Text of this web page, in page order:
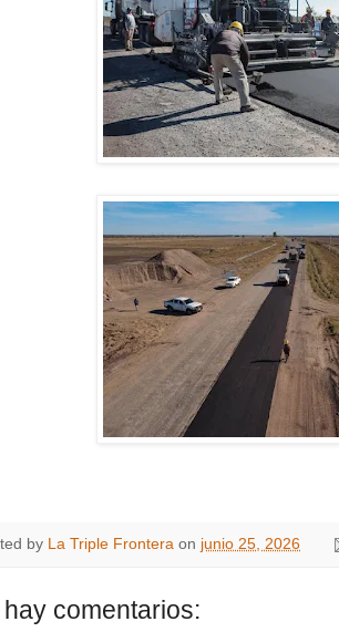
by La Triple Frontera on junio 25, 2026
comentarios: